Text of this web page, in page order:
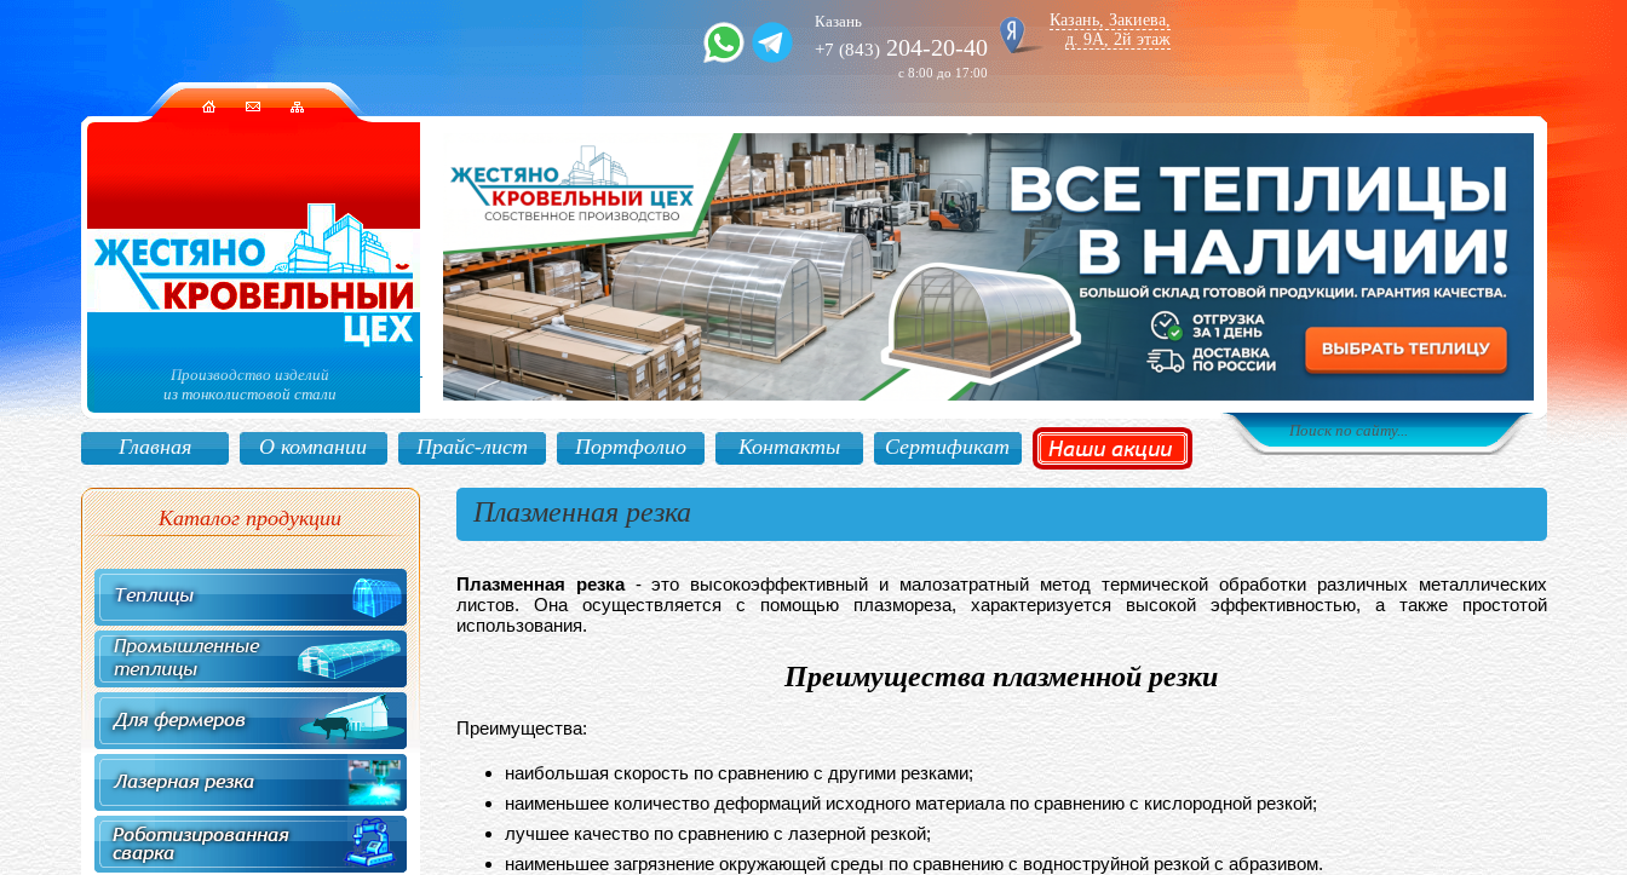
Казань,Закиева,
д. 9А, 2й этаж
Казань
+7 (843) 204-20-40
с 8:00 до 17:00
Производство изделий
из тонколистовой стали
Главная О компании Прайс-лист Портфолио Контакты Сертификат
Каталог продукции Плазменная резка
Плазменная резка- это высокоэффективный и малозатратный метод термической обработки различных металлических
листов. Она осуществляется с помощью плазмореза, характеризуется высокой эффективностью, а также простотой
использования.
Преимущества плазменной резки
Преимущества:
наибольшая скорость по сравнению с другими резками;
наименьшее количество деформаций исходного материала по сравнению с кислородной резкой;
лучшее качество по сравнению с лазерной резкой;
наименьшее загрязнение окружающей среды по сравнению с водноструйной резкой с абразивом.